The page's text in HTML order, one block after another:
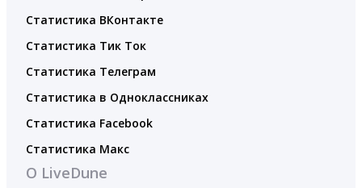
Статистика ВКонтакте
Статистика Тик Ток
Статистика Телеграм
Статистика в Одноклассниках
Статистика Facebook
Статистика Макс
О LiveDune